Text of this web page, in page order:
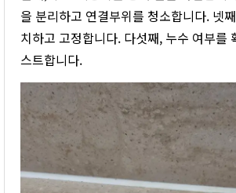
을 분리하고 연결부위를 청소합니다. 넷
치하고 고정합니다. 다섯째, 누수 여부를
스트합니다.